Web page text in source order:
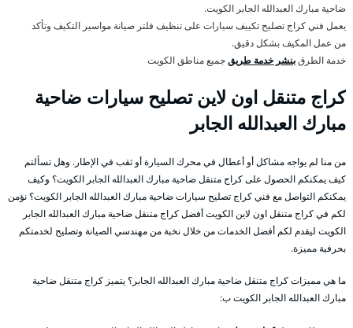
ضاحية مبارك العبدالله الجابر الكويت.
يعمل فني كراج تصليح تكييف سيارات على تنظيف فلتر صيانة مواسير التكيف وتأكد
من عمل المكيف بشكل دقيق.
خدمة الطرقبنشر خدمة طريقجميع مناطق الكويت
كراج متنقل اون لاين تصليح سيارات ضاحية
مبارك العبدالله الجابر
من منا لم يواجه مشاكل أو أعطال في محرك السيارة أو ثقب في الإطار. وهل تسألتم
كيف يمكنكم الحصول على كراج متنقل ضاحية مبارك العبدالله الجابر الكويت؟ وكيف
يمكنكم التواصل مع فني كراج تصليح سيارات ضاحية مبارك العبدالله الجابر الكويت؟ نؤمن
لكم في كراج متنقل اون لاين الكويت أفضل كراج متنقل ضاحية مبارك العبدالله الجابر
الكويت ليقدم لكم أفضل الخدمات من خلال نخبة من مهندسي الصيانة وتصليح لخدمتكم
بحرفية مميزة.
ما هي مميزات كراج متنقل ضاحية مبارك العبدالله الجابر؟ يتميز كراج متنقل ضاحية
مبارك العبدالله الجابر الكويت ب: